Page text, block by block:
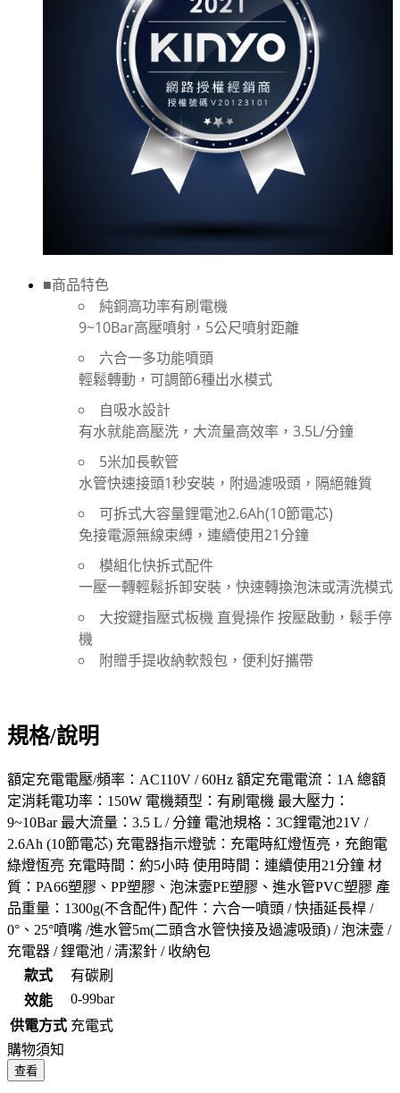
■商品特色
純銅高功率有刷電機
9~10Bar高壓噴射，5公尺噴射距離
六合一多功能噴頭
輕鬆轉動，可調節6種出水模式
自吸水設計
有水就能高壓洗，大流量高效率，3.5L/分鐘
5米加長軟管
水管快速接頭1秒安裝，附過濾吸頭，隔絕雜質
可拆式大容量鋰電池2.6Ah(10節電芯)
免接電源無線束縛，連續使用21分鐘
模組化快拆式配件
一壓一轉輕鬆拆卸安裝，快速轉換泡沫或清洗模式
大按鍵指壓式板機 直覺操作 按壓啟動，鬆手停
機
附贈手提收納軟殼包，便利好攜帶
規格/說明
額定充電電壓/頻率：AC110V / 60Hz 額定充電電流：1A 總額
定消耗電功率：150W 電機類型：有刷電機 最大壓力：
9~10Bar 最大流量：3.5 L / 分鐘 電池規格：3C鋰電池21V /
2.6Ah (10節電芯) 充電器指示燈號：充電時紅燈恆亮，充飽電
綠燈恆亮 充電時間：約5小時 使用時間：連續使用21分鐘 材
質：PA66塑膠、PP塑膠、泡沫壼PE塑膠、進水管PVC塑膠 產
品重量：1300g(不含配件) 配件：六合一噴頭 / 快插延長桿 /
0°、25°噴嘴 /進水管5m(二頭含水管快接及過濾吸頭) / 泡沫壼 /
充電器 / 鋰電池 / 清潔針 / 收納包
款式
有碳刷
效能
0-99bar
供電方式 充電式
購物須知
查看